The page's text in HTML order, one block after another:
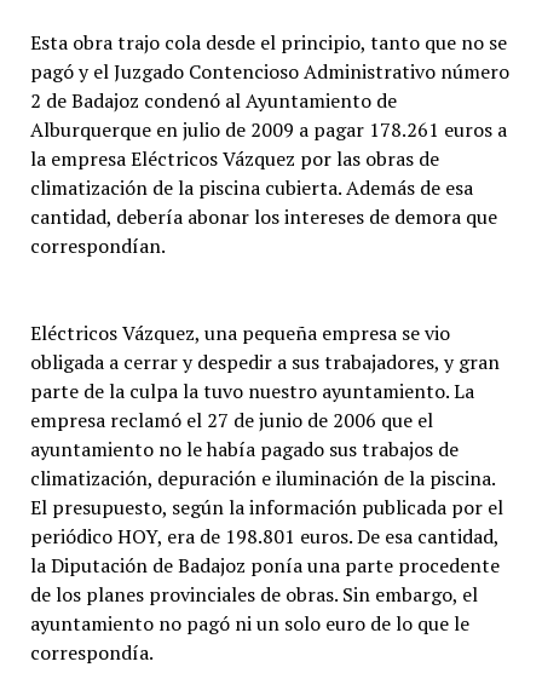
Esta obra trajo cola desde el principio, tanto que no se
pagó y el Juzgado Contencioso Administrativo número
2 de Badajoz condenó al Ayuntamiento de
Alburquerque en julio de 2009 a pagar 178.261 euros a
la empresa Eléctricos Vázquez por las obras de
climatización de la piscina cubierta. Además de esa
cantidad, debería abonar los intereses de demora que
correspondían.
Eléctricos Vázquez, una pequeña empresa se vio
obligada a cerrar y despedir a sus trabajadores, y gran
parte de la culpa la tuvo nuestro ayuntamiento. La
empresa reclamó el 27 de junio de 2006 que el
ayuntamiento no le había pagado sus trabajos de
climatización, depuración e iluminación de la piscina.
El presupuesto, según la información publicada por el
periódico HOY, era de 198.801 euros. De esa cantidad,
la Diputación de Badajoz ponía una parte procedente
de los planes provinciales de obras. Sin embargo, el
ayuntamiento no pagó ni un solo euro de lo que le
correspondía.